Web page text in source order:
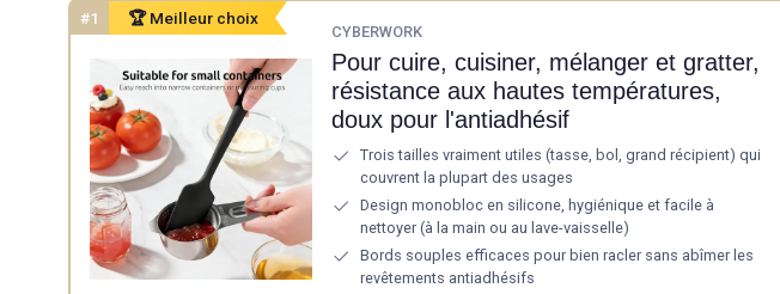
#1 🏆 Meilleur choix
CYBERWORK
Pour cuire, cuisiner, mélanger et gratter,
résistance aux hautes températures,
doux pour l'antiadhésif
Trois tailles vraiment utiles (tasse, bol, grand récipient) qui
couvrent la plupart des usages
Design monobloc en silicone, hygiénique et facile à
nettoyer (à la main ou au lave-vaisselle)
Bords souples efficaces pour bien racler sans abîmer les
revêtements antiadhésifs